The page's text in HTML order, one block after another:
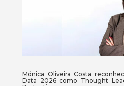
Mónica Oliveira Costa
Data 2026 como Thought